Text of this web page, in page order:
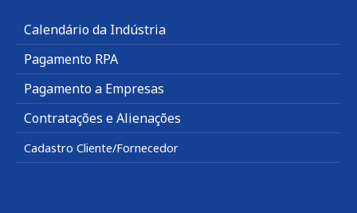
Calendário da Indústria
Pagamento RPA
Pagamento a Empresas
Contratações e Alienações
Cadastro Cliente/Fornecedor